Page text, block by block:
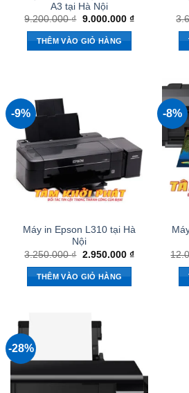
A3 tại Hà Nội
9.200.000₫ Giá
là:
9.200.000 ₫.
9.000.000 ₫Giá
THÊM VÀO GIỎ HÀNG
-9%
Máy in Epson L310 tại Hà
Nội
3.250.000₫ Giá
là:
3.250.000 ₫.
2.950.000 ₫Giá
2.950.000 ₫.
THÊM VÀO GIỎ HÀNG
-8%
-28%